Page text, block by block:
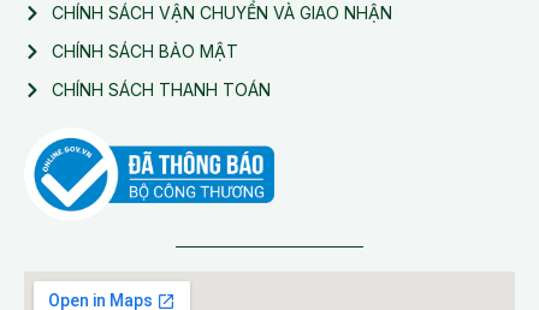
CHÍNH SÁCH VẬN CHUYỂN VÀ GIAO NHẬN
CHÍNH SÁCH BẢO MẬT
CHÍNH SÁCH THANH TOÁN